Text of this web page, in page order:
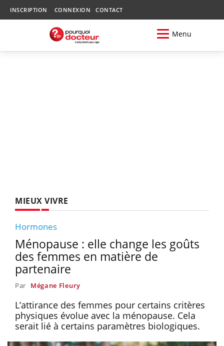
INSCRIPTION CONNEXION CONTACT
Menu
MIEUX VIVRE
Hormones
Ménopause : elle change les goûts
des femmes en matière de
partenaire
Par Mégane Fleury
L’attirance des femmes pour certains critères
physiques évolue avec la ménopause. Cela
serait lié à certains paramètres biologiques.